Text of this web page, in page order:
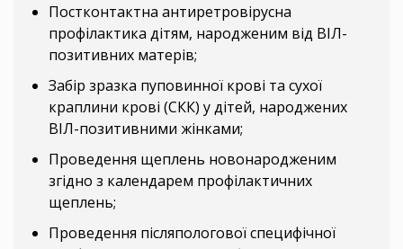
Постконтактна антиретровірусна
профілактика дітям, народженим від ВІЛ-
позитивних матерів;
Забір зразка пуповинної крові та сухої
краплини крові (СКК) у дітей, народжених
ВІЛ-позитивними жінками;
Проведення щеплень новонародженим
згідно з календарем профілактичних
щеплень;
Проведення післяпологової специфічної